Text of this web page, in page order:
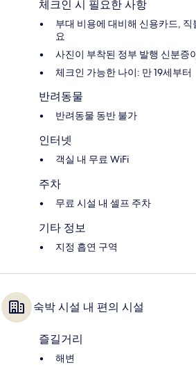
체크인 시 필요한 사항
부대 비용에 대비해 신용카드,
요
사진이 부착된 정부 발행 신분증
체크인 가능한 나이: 만 19세부터
반려동물
반려동물 동반 불가
인터넷
객실 내 무료 WiFi
주차
무료 시설 내 셀프 주차
기타 정보
지정 흡연 구역
숙박 시설 내 편의 시설
즐길거리
해변